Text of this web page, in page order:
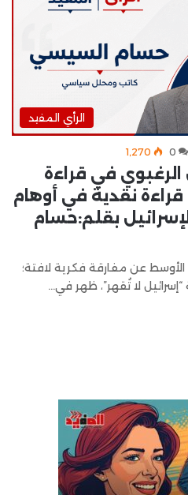
الرأي المفيد
0 1٬270
الرغبوي في قراءة
قراءة نقدية في أوهام
بقلم:حسام
عن مفارقة فكرية لافتة؛
لا تُقهر”، ظهر في…